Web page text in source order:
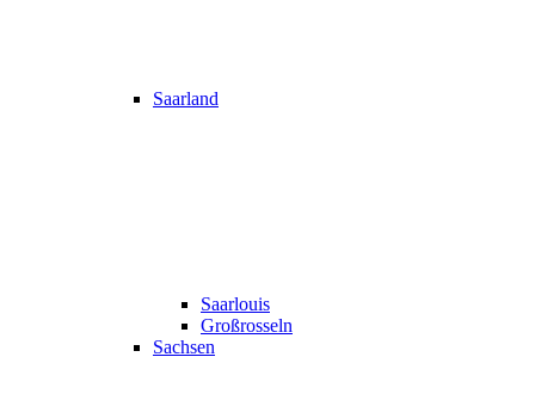
Saarland
Saarlouis
Großrosseln
Sachsen